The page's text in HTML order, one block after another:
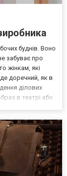
буднів. Воно
забуває про
жінкам, які
доречний, як в
ділових
в театрі або